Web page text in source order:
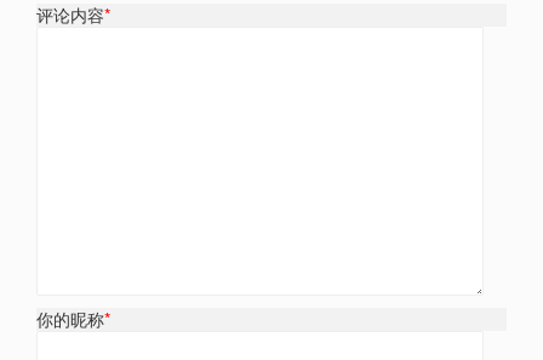
评论内容*
你的昵称*